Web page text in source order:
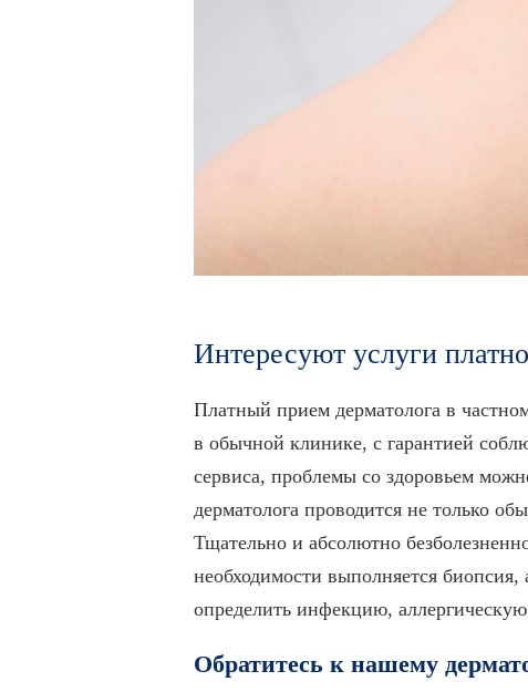
Интересуют услуги
Платный прием дерматолога в
в обычной клинике, с гарантией
сервиса, проблемы со здоровьем
дерматолога проводится не только
Тщательно и абсолютно
необходимости выполняется
определить инфекцию,
Обратитесь к нашему